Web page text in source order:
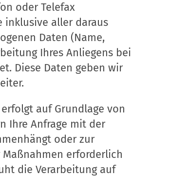
oder Telefax
inklusive aller daraus
Daten (Name,
Ihres Anliegens bei
Diese Daten geben wir
auf Grundlage von
Ihre Anfrage mit der
oder zur
erforderlich
die Verarbeitung auf